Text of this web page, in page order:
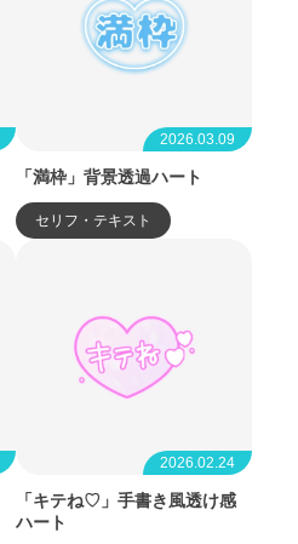
2026.03.09
「満枠」背景透過ハート
セリフ・テキスト
2026.02.24
「キテね♡」手書き風透け感
ハート